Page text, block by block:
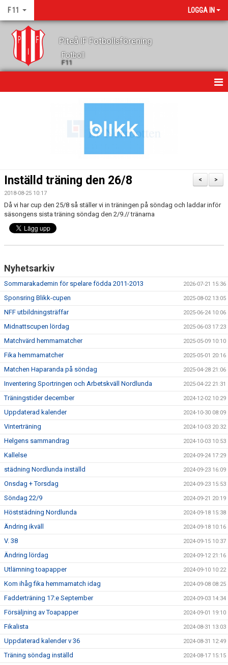
F 11 LOGGA IN
Piteå IF Fotbollsförening
Fotboll
F11
TRUPPEN
KONTAKT
MATCHER
MEDLEMSKAP
>
<
Inställd träning den 26/8
2018-08-25 10:17
Då vi har cup den 25/8 så ställer vi in träningen på söndag och laddar inför
säsongens sista träning söndag den 2/9.// tränarna
Nyhetsarkiv
Sommarakademin för spelare födda 2011-2013 2026-07-21 15:36
Sponsring Blikk-cupen 2025-08-02 13:05
NFF utbildningsträffar 2025-06-24 10:06
Midnattscupen lördag 2025-06-03 17:23
Matchvärd hemmamatcher 2025-05-09 10:10
Fika hemmamatcher 2025-05-01 20:16
Matchen Haparanda på söndag 2025-04-28 21:06
Inventering Sportringen och Arbetskväll Nordlunda 2025-04-22 21:31
Träningstider december 2024-12-02 10:29
Uppdaterad kalender 2024-10-30 08:09
Vinterträning 2024-10-03 20:32
Helgens sammandrag 2024-10-03 10:53
Kallelse 2024-09-24 17:29
städning Nordlunda inställd 2024-09-23 16:09
Onsdag + Torsdag 2024-09-23 15:53
Söndag 22/9 2024-09-21 20:19
Höststädning Nordlunda 2024-09-18 15:38
Ändring ikväll 2024-09-18 10:16
V. 38 2024-09-15 10:37
Ändring lördag 2024-09-12 21:16
Utlämning toapapper 2024-09-10 10:22
Kom ihåg fika hemmamatch idag 2024-09-08 08:25
Fadderträning 17:e September 2024-09-03 14:34
Försäljning av Toapapper 2024-09-01 19:10
Fikalista 2024-08-31 13:03
Uppdaterad kalender v 36 2024-08-31 12:49
Träning söndag inställd 2024-08-17 15:15